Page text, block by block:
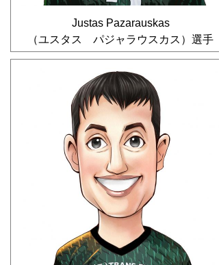
Justas Pazarauskas
（ユスタス パジャラウスカス）選手